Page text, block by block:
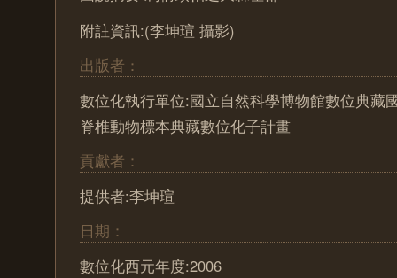
附註資訊:(李坤瑄 攝影)
出版者：
數位化執行單位:國立自然科學博物館數位典藏
脊椎動物標本典藏數位化子計畫
貢獻者：
提供者:李坤瑄
日期：
數位化西元年度:2006